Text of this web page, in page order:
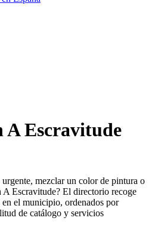
A Escravitude
mezclar un color de pintura o
Escravitude? El directorio recoge
el municipio, ordenados por
de catálogo y servicios